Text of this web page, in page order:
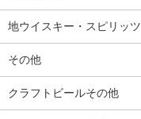
地ウイスキー・スピリッツ
その他
クラフトビールその他